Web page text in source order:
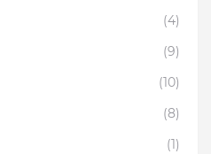
(4)
(9)
(10)
(8)
(1)